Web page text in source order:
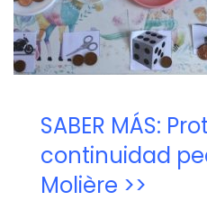
SABER MÁS:
continuidad
Molière >>